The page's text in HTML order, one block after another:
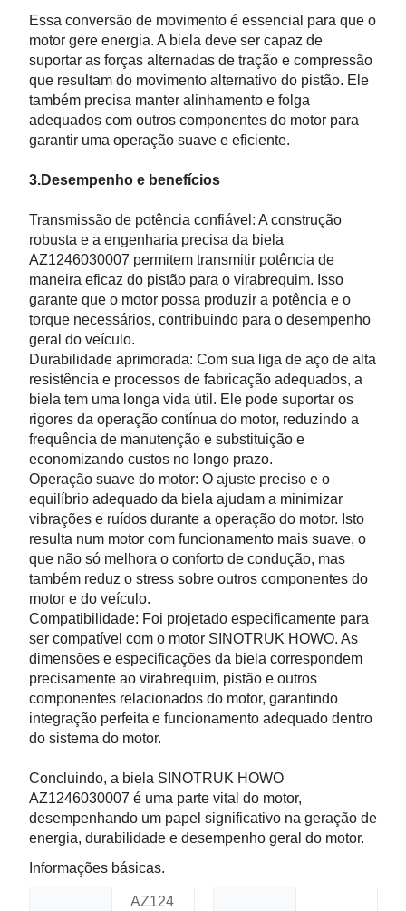
Essa conversão de movimento é essencial para que o
motor gere energia. A biela deve ser capaz de
suportar as forças alternadas de tração e compressão
que resultam do movimento alternativo do pistão. Ele
também precisa manter alinhamento e folga
adequados com outros componentes do motor para
garantir uma operação suave e eficiente.
3.Desempenho e benefícios
Transmissão de potência confiável: A construção
robusta e a engenharia precisa da biela
AZ1246030007 permitem transmitir potência de
maneira eficaz do pistão para o virabrequim. Isso
garante que o motor possa produzir a potência e o
torque necessários, contribuindo para o desempenho
geral do veículo.
Durabilidade aprimorada: Com sua liga de aço de alta
resistência e processos de fabricação adequados, a
biela tem uma longa vida útil. Ele pode suportar os
rigores da operação contínua do motor, reduzindo a
frequência de manutenção e substituição e
economizando custos no longo prazo.
Operação suave do motor: O ajuste preciso e o
equilíbrio adequado da biela ajudam a minimizar
vibrações e ruídos durante a operação do motor. Isto
resulta num motor com funcionamento mais suave, o
que não só melhora o conforto de condução, mas
também reduz o stress sobre outros componentes do
motor e do veículo.
Compatibilidade: Foi projetado especificamente para
ser compatível com o motor SINOTRUK HOWO. As
dimensões e especificações da biela correspondem
precisamente ao virabrequim, pistão e outros
componentes relacionados do motor, garantindo
integração perfeita e funcionamento adequado dentro
do sistema do motor.
Concluindo, a biela SINOTRUK HOWO
AZ1246030007 é uma parte vital do motor,
desempenhando um papel significativo na geração de
energia, durabilidade e desempenho geral do motor.
Informações básicas.
AZ124